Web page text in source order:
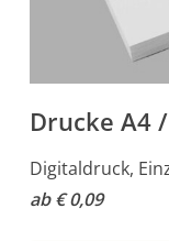
Drucke A4
Digitaldruck,
ab € 0,09